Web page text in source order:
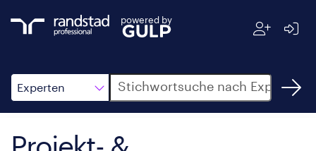
powered by
Experten
Suche